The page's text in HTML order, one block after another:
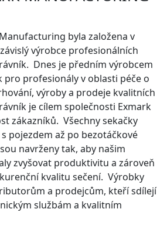
byla založena v
výrobce profesionálních
Dnes je předním výrobcem
pro profesionály v oblasti péče o
výroby a prodeje kvalitních
je cílem společnosti Exmark
zákazníků. Všechny sekačky
pojezdem až po bezotáčkové
navrženy tak, aby našim
zvyšovat produktivitu a zároveň
kvalitu sečení. Výrobky
a prodejcům, kteří sdílejí
službám a kvalitním